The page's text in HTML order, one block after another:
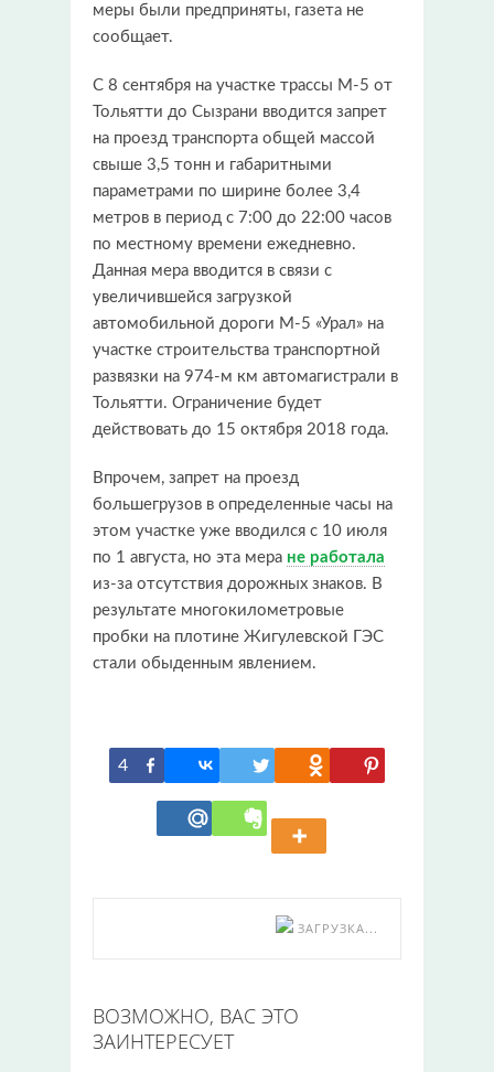
меры были предприняты, газета не
сообщает.
С 8 сентября на участке трассы М-5 от
Тольятти до Сызрани вводится запрет
на проезд транспорта общей массой
свыше 3,5 тонн и габаритными
параметрами по ширине более 3,4
метров в период с 7:00 до 22:00 часов
по местному времени ежедневно.
Данная мера вводится в связи с
увеличившейся загрузкой
автомобильной дороги М-5 «Урал» на
участке строительства транспортной
развязки на 974-м км автомагистрали в
Тольятти. Ограничение будет
действовать до 15 октября 2018 года.
Впрочем, запрет на проезд
большегрузов в определенные часы на
этом участке уже вводился с 10 июля
по 1 августа, но эта мера не работала
из-за отсутствия дорожных знаков. В
результате многокилометровые
пробки на плотине Жигулевской ГЭС
стали обыденным явлением.
4
ЗАГРУЗКА...
ВОЗМОЖНО, ВАС ЭТО
ЗАИНТЕРЕСУЕТ